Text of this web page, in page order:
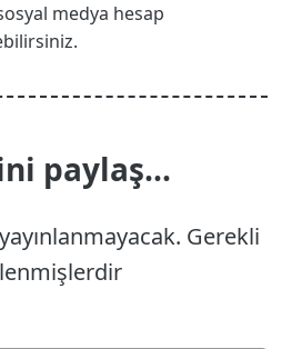
medya hesap
paylaş...
Gerekli